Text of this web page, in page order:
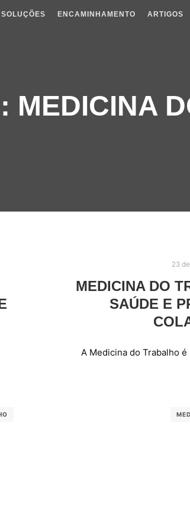
SOLUÇÕES ENCAMINHAMENTO ARTIGOS
MEDICINA
23
MEDICINA DO
SAÚDE E
A Medicina do Trabalho